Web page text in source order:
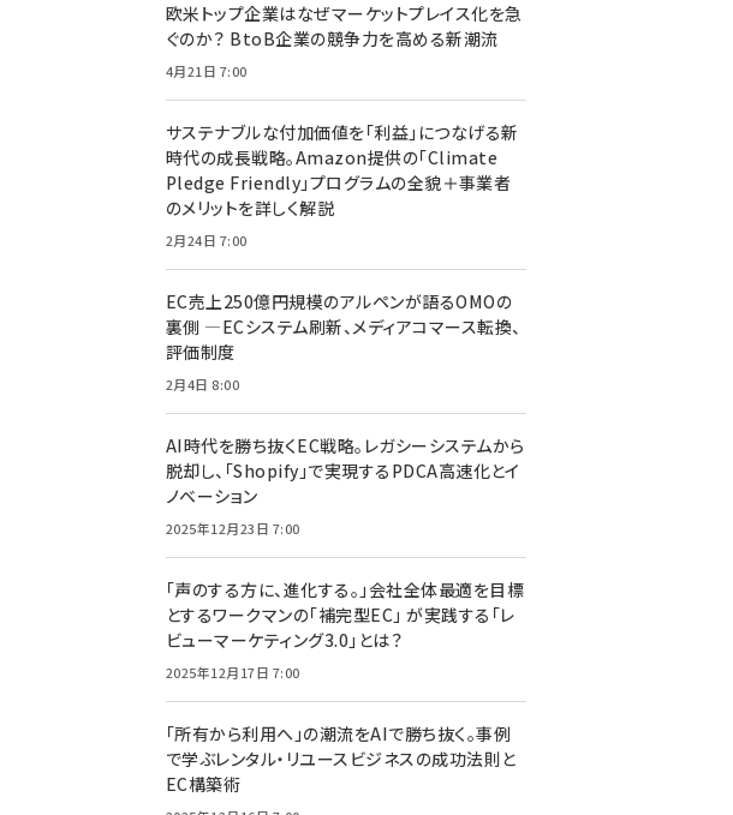
欧米トップ企業はなぜマーケットプレイス化を急
ぐのか？ BtoB企業の競争力を高める新潮流
4月21日 7:00
サステナブルな付加価値を「利益」につなげる新
時代の成長戦略。Amazon提供の「Climate
Pledge Friendly」プログラムの全貌＋事業者
のメリットを詳しく解説
2月24日 7:00
EC売上250億円規模のアルペンが語るOMOの
裏側 ―ECシステム刷新、メディアコマース転換、
評価制度
2月4日 8:00
AI時代を勝ち抜くEC戦略。レガシーシステムから
脱却し、「Shopify」で実現するPDCA高速化とイ
ノベーション
2025年12月23日 7:00
「声のする方に、進化する。」会社全体最適を目標
とするワークマンの「補完型EC」 が実践する「レ
ビューマーケティング3.0」とは？
2025年12月17日 7:00
「所有から利用へ」の潮流をAIで勝ち抜く。事例
で学ぶレンタル・リユースビジネスの成功法則と
EC構築術